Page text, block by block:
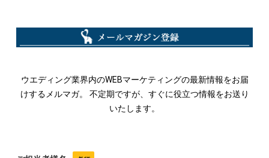
ウエディング業界内のWEBマーケティングの最新情報をお届
けするメルマガ。 不定期ですが、すぐに役立つ情報をお送り
いたします。